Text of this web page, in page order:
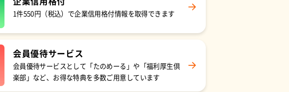
1件550円（税込）で企業信用格付情報を取得できます
会員優待サービス
会員優待サービスとして「たのめーる」や「福利厚生倶
楽部」など、お得な特典を多数ご用意しています